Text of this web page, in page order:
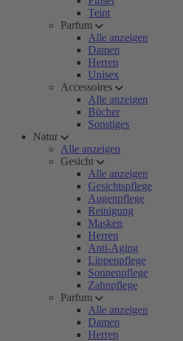
Teint
Parfum
Alle anzeigen
Damen
Herren
Unisex
Accessoires
Alle anzeigen
Bücher
Sonstiges
Natur
Alle anzeigen
Gesicht
Alle anzeigen
Gesichtspflege
Augenpflege
Reinigung
Masken
Herren
Anti-Aging
Lippenpflege
Sonnenpflege
Zahnpflege
Parfum
Alle anzeigen
Damen
Herren